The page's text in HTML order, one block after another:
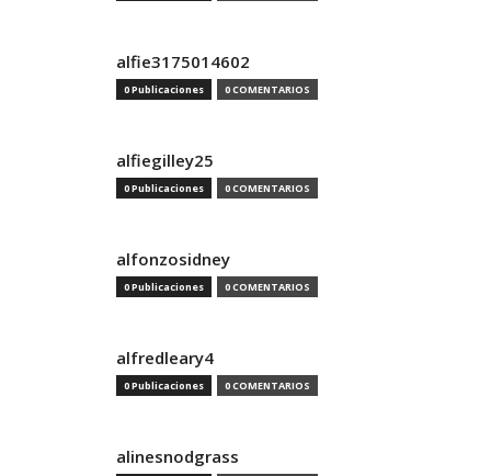
alfie3175014602
0 Publicaciones 0 COMENTARIOS
alfiegilley25
0 Publicaciones 0 COMENTARIOS
alfonzosidney
0 Publicaciones 0 COMENTARIOS
alfredleary4
0 Publicaciones 0 COMENTARIOS
alinesnodgrass